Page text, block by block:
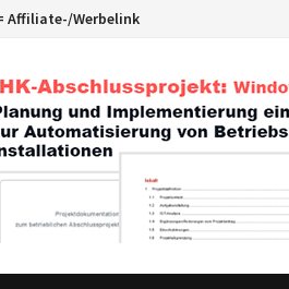
Affiliate-/Werbelink